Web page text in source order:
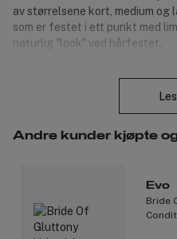
av størrelsene kort, medium
som er festet i ett punkt med
naturlig "look" ved hårfestet.
tilfellene se ekstra naturlige
3052589
Andre kunder kjøpte
Evo
Bride